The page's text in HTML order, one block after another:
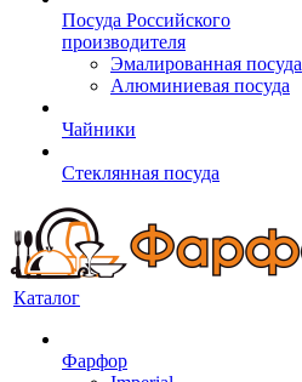
Посуда Российского
производителя
Эмалированная посуда
Алюминиевая посуда
Чайники
Стеклянная посуда
Каталог
Фарфор